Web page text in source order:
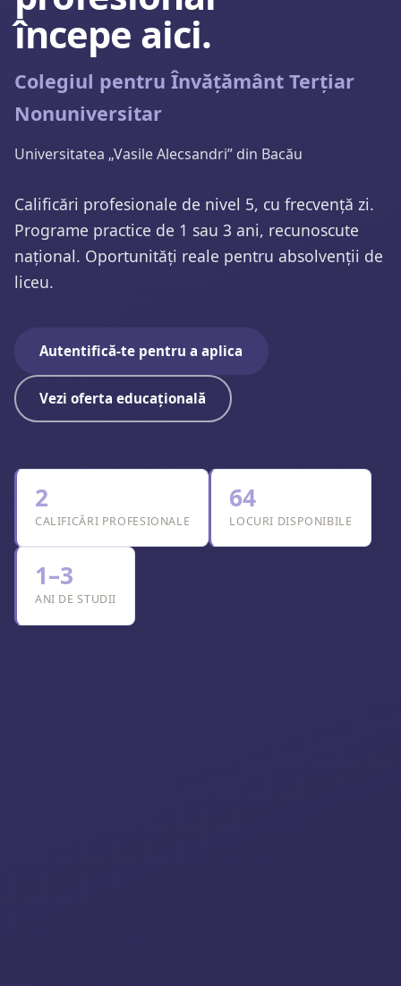
începe aici.
Colegiul pentru Învățământ Terțiar
Nonuniversitar
Universitatea „Vasile Alecsandri” din Bacău
Calificări profesionale de nivel 5, cu frecvență zi.
Programe practice de 1 sau 3 ani, recunoscute
național. Oportunități reale pentru absolvenții de
liceu.
Autentifică-te pentru a aplica
Vezi oferta educațională
2
CALIFICĂRI PROFESIONALE
64
LOCURI DISPONIBILE
1–3
ANI DE STUDII